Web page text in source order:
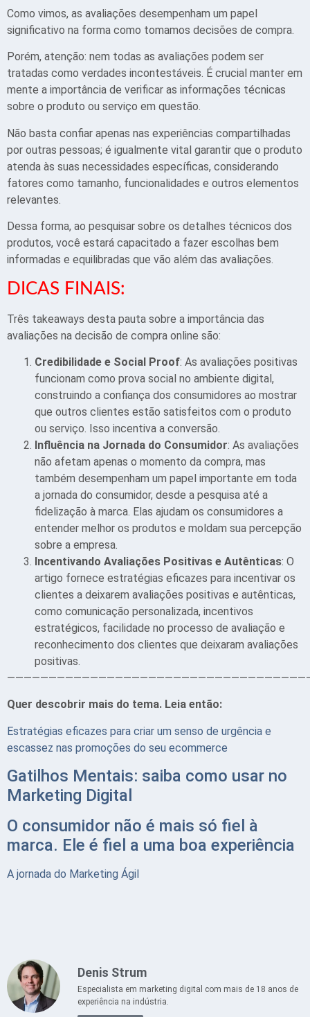
Como vimos, as avaliações desempenham um papel
significativo na forma como tomamos decisões de compra.
Porém, atenção: nem todas as avaliações podem ser
tratadas como verdades incontestáveis. É crucial manter em
mente a importância de verificar as informações técnicas
sobre o produto ou serviço em questão.
Não basta confiar apenas nas experiências compartilhadas
por outras pessoas; é igualmente vital garantir que o produto
atenda às suas necessidades específicas, considerando
fatores como tamanho, funcionalidades e outros elementos
relevantes.
Dessa forma, ao pesquisar sobre os detalhes técnicos dos
produtos, você estará capacitado a fazer escolhas bem
informadas e equilibradas que vão além das avaliações.
DICAS FINAIS:
Três takeaways desta pauta sobre a importância das
avaliações na decisão de compra online são:
Credibilidade e Social Proof: As avaliações positivas
funcionam como prova social no ambiente digital,
construindo a confiança dos consumidores ao mostrar
que outros clientes estão satisfeitos com o produto
ou serviço. Isso incentiva a conversão.
Influência na Jornada do Consumidor: As avaliações
não afetam apenas o momento da compra, mas
também desempenham um papel importante em toda
a jornada do consumidor, desde a pesquisa até a
fidelização à marca. Elas ajudam os consumidores a
entender melhor os produtos e moldam sua percepção
sobre a empresa.
Incentivando Avaliações Positivas e Autênticas: O
artigo fornece estratégias eficazes para incentivar os
clientes a deixarem avaliações positivas e autênticas,
como comunicação personalizada, incentivos
estratégicos, facilidade no processo de avaliação e
reconhecimento dos clientes que deixaram avaliações
positivas.
Quer descobrir mais do tema. Leia então:
Estratégias eficazes para criar um senso de urgência e
escassez nas promoções do seu ecommerce
Gatilhos Mentais: saiba como usar no
Marketing Digital
O consumidor não é mais só fiel à
marca. Ele é fiel a uma boa experiência
A jornada do Marketing Ágil
Denis Strum
Especialista em marketing digital com mais de 18 anos de
experiência na indústria.